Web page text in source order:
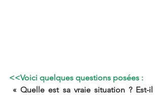
<<Voici quelques questions posées :